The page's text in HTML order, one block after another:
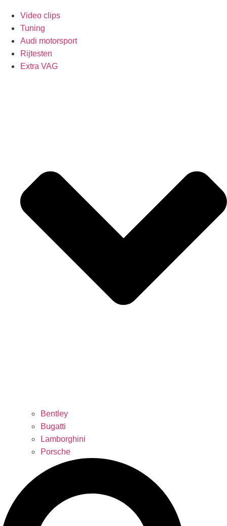
Video clips
Tuning
Audi motorsport
Rijtesten
Extra VAG
Bentley
Bugatti
Lamborghini
Porsche